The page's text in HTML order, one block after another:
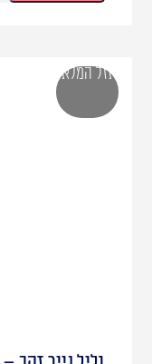
אזל המלאי